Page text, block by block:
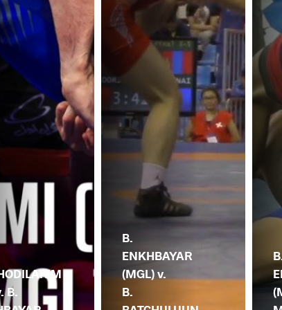
B.
B.
ENKHBAYAR
(MGL) v.
B.